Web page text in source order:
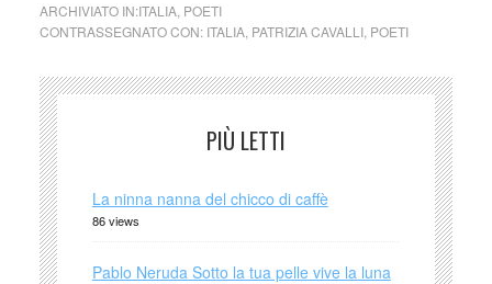
ARCHIVIATO IN:ITALIA, POETI
CONTRASSEGNATO CON: ITALIA, PATRIZIA CAVALLI, POETI
PIÙ LETTI
La ninna nanna del chicco di caffè
86 views
Pablo Neruda Sotto la tua pelle vive la luna